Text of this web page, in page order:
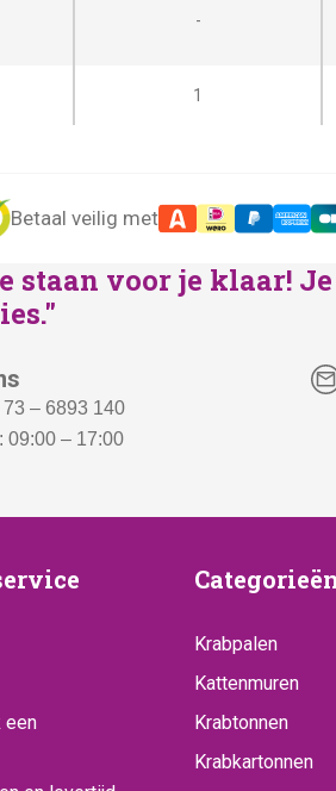
-
1
Betaal veilig met
staan voor je klaar!
73 – 6893 140
09:00 – 17:00
een
Krabpalen
Kattenmuren
Krabtonnen
Krabkartonnen